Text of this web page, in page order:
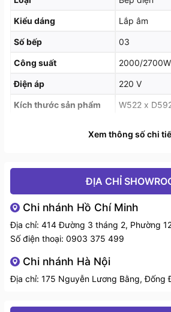
Bosch cùng Sài Gòn bếpgửi tới
khách hàng yên tâm hơn khi lựa
PKK611B17E.
Kiểu dáng Lắp âm
Số bếp 03
Công suất 2000/
Điện áp 220 V
Kích thước sản phẩm W522 x
Xem thông số chi
ĐỊA CHỈ
Chi nhánh Hồ Chí Minh
Địa chỉ: 414 Đường 3 tháng 2, Phường
Số điện thoại: 0903 375 499
Chi nhánh Hà Nội
Địa chỉ: 175 Nguyễn Lương Bằng, Đống